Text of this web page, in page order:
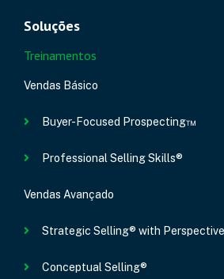
Soluções
Treinamentos
Vendas Básico
Buyer-Focused Prospecting™
Professional Selling Skills®
Vendas Avançado
Strategic Selling® with Perspective
Conceptual Selling®